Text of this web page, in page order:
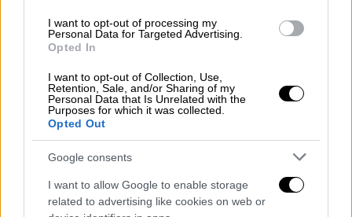
I want to opt-out of processing my
Personal Data for Targeted Advertising.
Opted In
I want to opt-out of Collection, Use,
Retention, Sale, and/or Sharing of my
Personal Data that Is Unrelated with the
Purposes for which it was collected.
Opted Out
Google consents
I want to allow Google to enable storage
related to advertising like cookies on web or
Ελλάδα|03.09.2025 11:05
Τρόμος για 26χρονη: Μπούκαραν
διαρρήκτες στο σπίτι της, την
ακινητοποίησαν και άρχισαν να ψάχνουν